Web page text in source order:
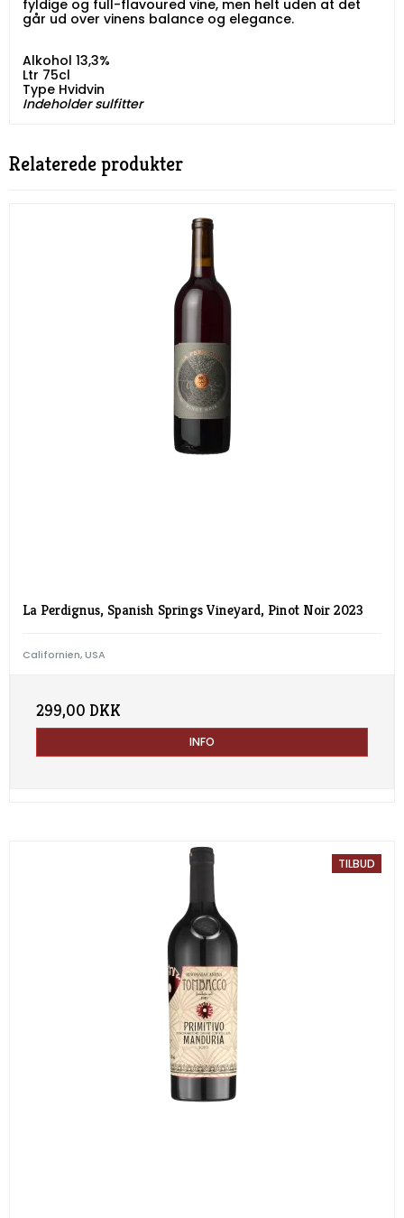
fyldige og full-flavoured vine, men helt uden at det
går ud over vinens balance og elegance.
Alkohol 13,3%
Ltr 75cl
Type Hvidvin
Indeholder sulfitter
Relaterede produkter
La Perdignus, Spanish Springs Vineyard, Pinot Noir 2023
Californien, USA
299,00 DKK
INFO
TILBUD